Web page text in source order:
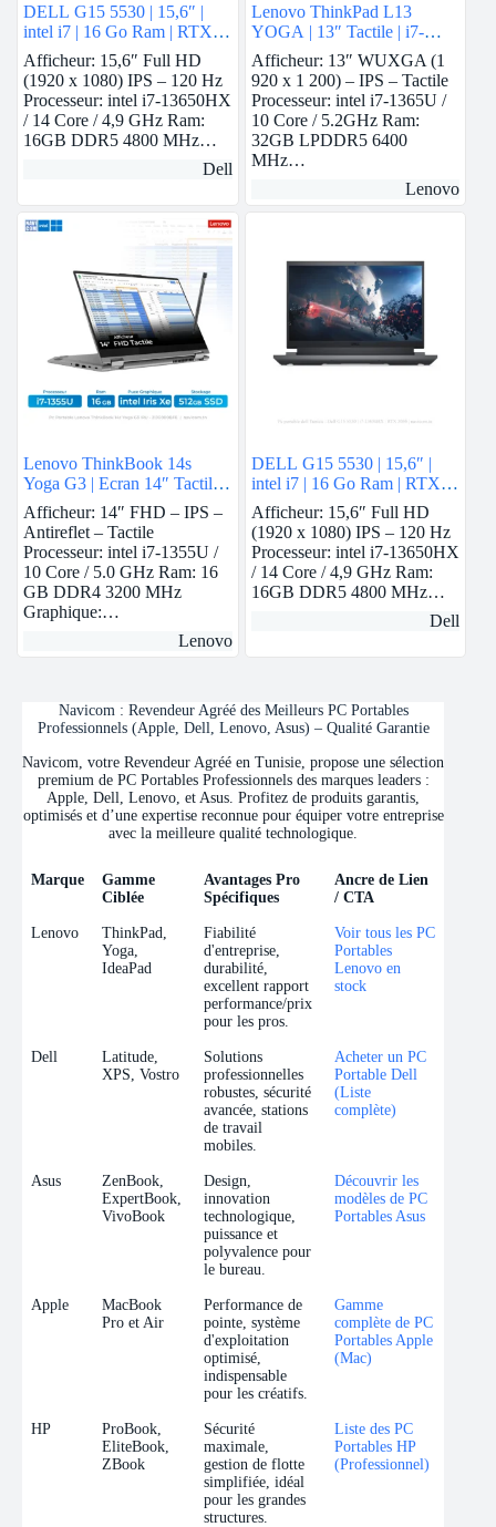
DELL G15 5530 | 15,6″ |
intel i7 | 16 Go Ram | RTX
3050
Afficheur: 15,6″ Full HD
(1920 x 1080) IPS – 120 Hz
Processeur: intel i7-13650HX
/ 14 Core / 4,9 GHz Ram:
16GB DDR5 4800 MHz…
Dell
Lenovo ThinkPad L13
YOGA | 13″ Tactile | i7-
1365U vPro | 32 GB Ram |
intel Iris Xe | 1 TB SSD
Afficheur: 13″ WUXGA (1
920 x 1 200) – IPS – Tactile
Processeur: intel i7-1365U /
10 Core / 5.2GHz Ram:
32GB LPDDR5 6400
MHz…
Lenovo
Lenovo ThinkBook 14s
Yoga G3 | Ecran 14″ Tactile |
i7-1355U | 16 GB Ram | intel
Iris Xe | 512 GB SSD
Afficheur: 14″ FHD – IPS –
Antireflet – Tactile
Processeur: intel i7-1355U /
10 Core / 5.0 GHz Ram: 16
GB DDR4 3200 MHz
Graphique:…
Lenovo
DELL G15 5530 | 15,6″ |
intel i7 | 16 Go Ram | RTX
3050
Afficheur: 15,6″ Full HD
(1920 x 1080) IPS – 120 Hz
Processeur: intel i7-13650HX
/ 14 Core / 4,9 GHz Ram:
16GB DDR5 4800 MHz…
Dell
Navicom : Revendeur Agréé des Meilleurs PC Portables
Professionnels (Apple, Dell, Lenovo, Asus) – Qualité Garantie
Navicom, votre Revendeur Agréé en Tunisie, propose une sélection
premium de PC Portables Professionnels des marques leaders :
Apple, Dell, Lenovo, et Asus. Profitez de produits garantis,
optimisés et d’une expertise reconnue pour équiper votre entreprise
avec la meilleure qualité technologique.
Marque
Gamme
Ciblée
Avantages Pro
Spécifiques
Ancre de Lien
/ CTA
Marque
Gamme
Ciblée
Avantages Pro
Spécifiques
Ancre de Lien
/ CTA
Lenovo
ThinkPad,
Yoga,
IdeaPad
Fiabilité
d'entreprise,
durabilité,
excellent rapport
performance/prix
pour les pros.
Voir tous les PC
Portables
Lenovo en
stock
Dell
Latitude,
XPS, Vostro
Solutions
professionnelles
robustes, sécurité
avancée, stations
de travail
mobiles.
Acheter un PC
Portable Dell
(Liste
complète)
Asus
ZenBook,
ExpertBook,
VivoBook
Design,
innovation
technologique,
puissance et
polyvalence pour
le bureau.
Découvrir les
modèles de PC
Portables Asus
Apple
MacBook
Pro et Air
Performance de
pointe, système
d'exploitation
optimisé,
indispensable
pour les créatifs.
Gamme
complète de PC
Portables Apple
(Mac)
HP
ProBook,
EliteBook,
ZBook
Sécurité
maximale,
gestion de flotte
simplifiée, idéal
pour les grandes
structures.
Liste des PC
Portables HP
(Professionnel)